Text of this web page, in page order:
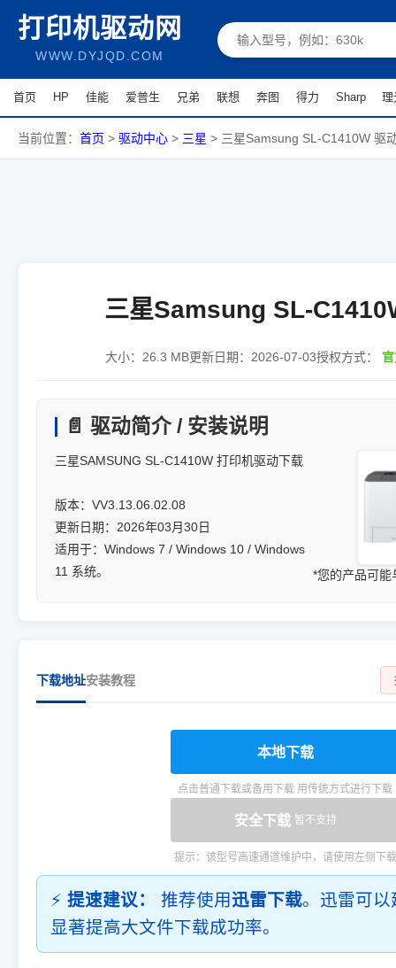
打印机驱动网
WWW.DYJQD.COM
首页 HP 佳能 爱普生 兄弟 联想 奔图 得力 Sharp 理
当前位置： 首页 > 驱动中心 > 三星 > 三星Samsung SL-C1410W 驱
三星Samsung SL-
大小： 26.3 MB更新日期： 2026-07-03授权方式：
📄 驱动简介 / 安装说明
三星SAMSUNG SL-C1410W 打印机驱动下载
版本：VV3.13.06.02.08
更新日期：2026年03月30日
适用于：Windows 7 / Windows 10 / Windows
11 系统。
*您的产品可能
下载地址安装教程
本地下载
点击普通下载或备用下载 用传统方式进行下载
安全下载 暂不支持
提示：该型号高速通道维护中，请使用左侧下载
⚡ 提速建议： 推荐使用迅雷下载。迅雷可
显著提高大文件下载成功率。